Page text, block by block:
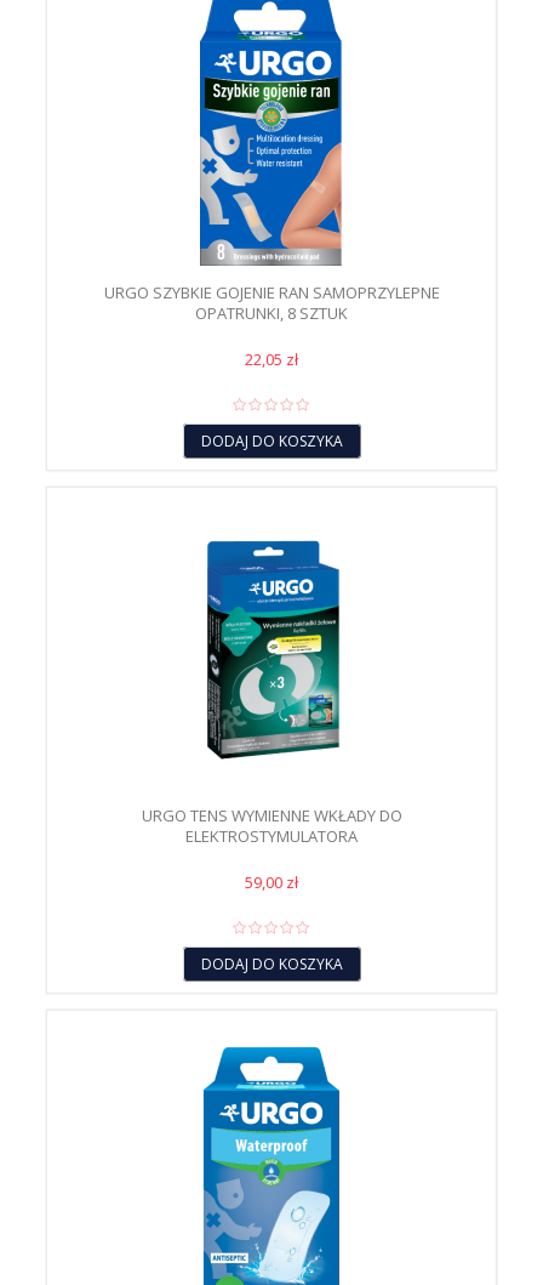
URGO SZYBKIE GOJENIE RAN SAMOPRZYLEPNE
OPATRUNKI, 8 SZTUK
22,05 zł
DODAJ DO KOSZYKA
URGO TENS WYMIENNE WKŁADY DO
ELEKTROSTYMULATORA
59,00 zł
DODAJ DO KOSZYKA